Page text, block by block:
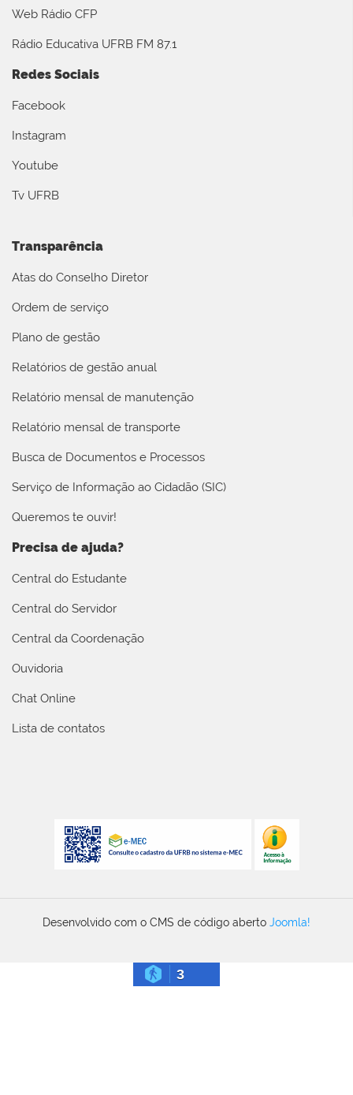
Web Rádio CFP
Rádio Educativa UFRB FM 87.1
Redes Sociais
Facebook
Instagram
Youtube
Tv UFRB
Transparência
Atas do Conselho Diretor
Ordem de serviço
Plano de gestão
Relatórios de gestão anual
Relatório mensal de manutenção
Relatório mensal de transporte
Busca de Documentos e Processos
Serviço de Informação ao Cidadão (SIC)
Queremos te ouvir!
Precisa de ajuda?
Central do Estudante
Central do Servidor
Central da Coordenação
Ouvidoria
Chat Online
Lista de contatos
Desenvolvido com o CMS de código aberto Joomla!
3